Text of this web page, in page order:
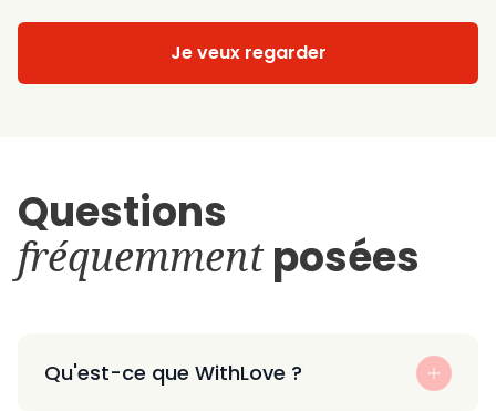
Je veux regarder
Questions
fréquemmentposées
Qu'est-ce que WithLove ?